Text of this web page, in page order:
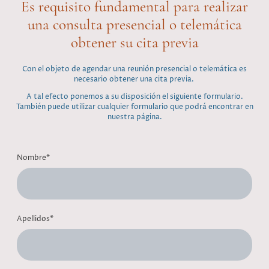
Es requisito fundamental para realizar
una consulta presencial o telemática
obtener su cita previa
Con el objeto de agendar una reunión presencial o telemática es
necesario obtener una cita previa.
A tal efecto ponemos a su disposición el siguiente formulario.
También puede utilizar cualquier formulario que podrá encontrar en
nuestra página.
Nombre*
Apellidos*